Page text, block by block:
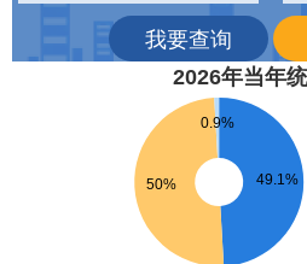
我要查询